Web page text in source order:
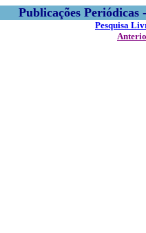
Publicações
Pesquisa